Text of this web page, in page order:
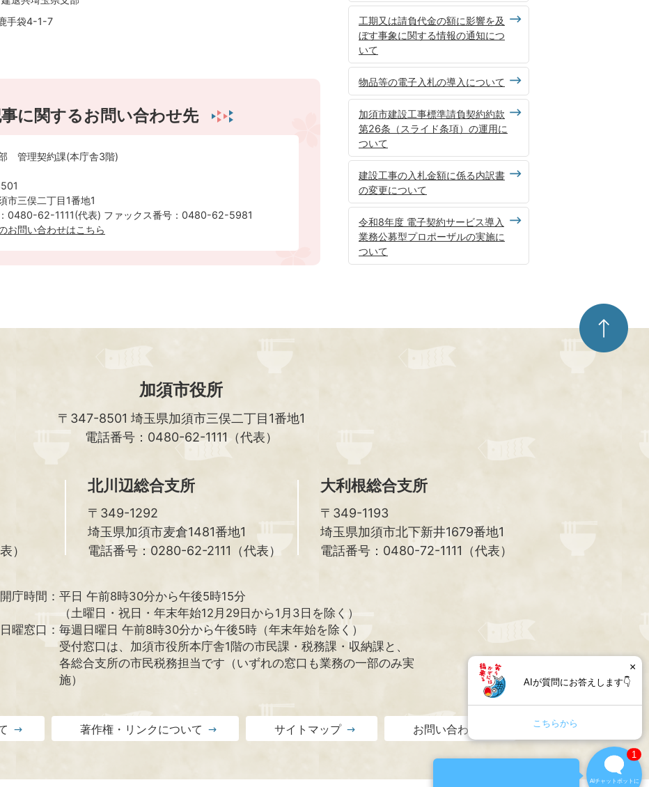
手袋4-1-7
に関するお問い合わせ先
管理契約課(本庁舎3階)
市三俣二丁目1番地1
0480-62-1111(代表) ファックス番号：0480-62-5981
お問い合わせはこちら
工期又は請負代金の額に影響を及
ぼす事象に関する情報の通知につ
いて
物品等の電子入札の導入について
加須市建設工事標準請負契約約款
第26条（スライド条項）の運用に
ついて
建設工事の入札金額に係る内訳書
の変更について
令和8年度 電子契約サービス導入
業務公募型プロポーザルの実施に
ついて
ペ
ー
ジ
加須市役所
〒347-8501 埼玉県加須市三俣二丁目1番地1
電話番号：0480-62-1111（代表）
）
北川辺総合支所
〒349-1292
埼玉県加須市麦倉1481番地1
電話番号：0280-62-2111（代表）
大利根総合支所
〒349-1193
埼玉県加須市北下新井1679番地1
電話番号：0480-72-1111（代表）
開庁時間： 平日 午前8時30分から午後5時15分
（土曜日・祝日・年末年始12月29日から1月3日を除く）
日曜窓口： 毎週日曜日 午前8時30分から午後5時（年末年始を除く）
受付窓口は、加須市役所本庁舎1階の市民課・税務課・収納課と、
各総合支所の市民税務担当です（いずれの窓口も業務の一部のみ実
施）
著作権・リンクについて サイトマップ お問い合わせ
AIが質問にお答えします👇
こちらから
×
AIチャットボットに
1